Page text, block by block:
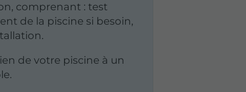
comprenant : test
de la piscine si besoin,
de votre piscine à un